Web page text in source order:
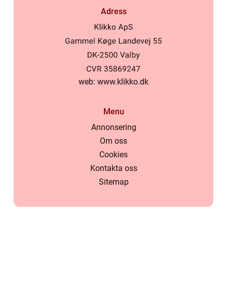
Adress
web: www.klikko.dk
Menu
Annonsering
Om oss
Cookies
Kontakta oss
Sitemap